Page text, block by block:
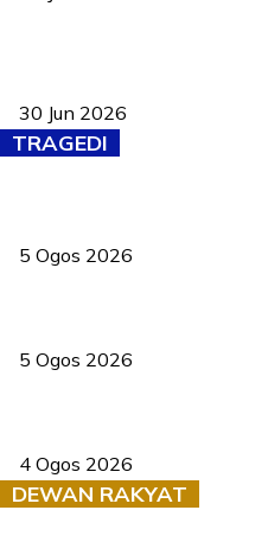
30 Jun 2026
TRAGEDI
5 Ogos 2026
5 Ogos 2026
4 Ogos 2026
DEWAN RAKYAT